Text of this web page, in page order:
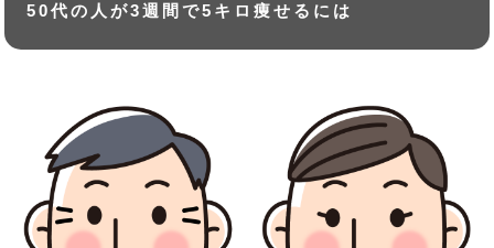
50代の人が3週間で5キロ痩せるには